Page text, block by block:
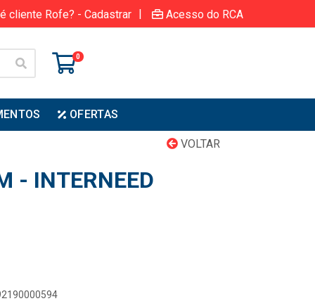
cliente Rofe? - Cadastrar | Acesso do RCA
0
OFERTAS
VOLTAR
- INTERNEED